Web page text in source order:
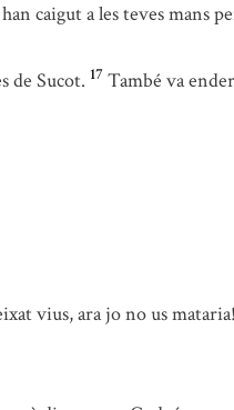
caigut a les teves mans
de Sucot. 17 També va
vius, ara jo no us mataria!